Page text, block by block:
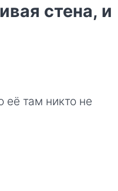
стена, и
её там никто не